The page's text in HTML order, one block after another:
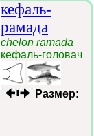
кефаль-
рамада
chelon ramada
кефаль-головач
Размер: